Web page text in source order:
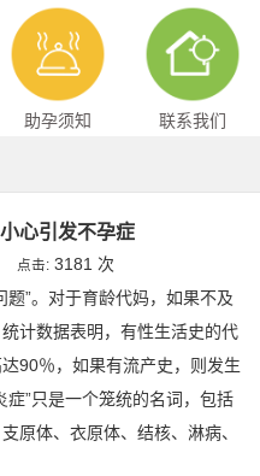
助孕须知 联系我们
心引发不孕症
点击: 3181 次
题”。对于育龄代妈，如果不及
计数据表明，有性生活史的代
90％，如果有流产史，则发生
症”只是一个笼统的名词，包括
原体、衣原体、结核、淋病、